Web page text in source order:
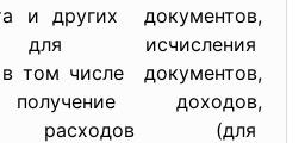
и других документов,
для исчисления
в том числе документов,
получение доходов,
расходов (для